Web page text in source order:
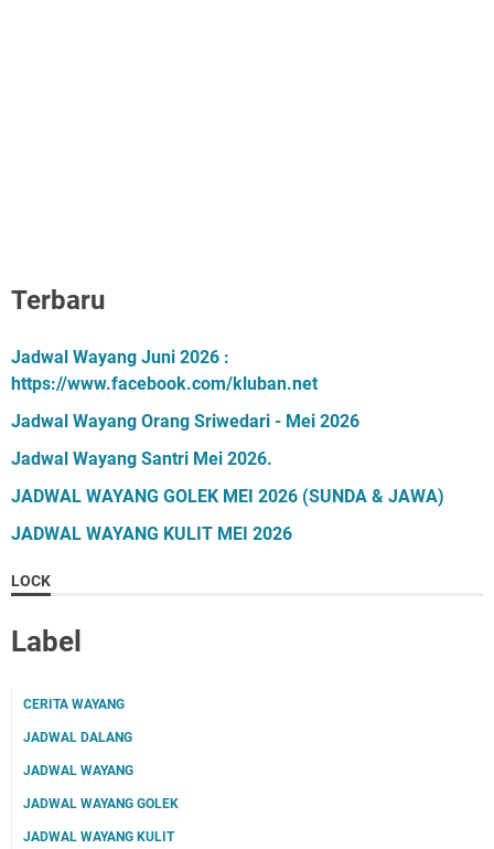
Terbaru
Jadwal Wayang Juni 2026 :
https://www.facebook.com/kluban.net
Jadwal Wayang Orang Sriwedari - Mei 2026
Jadwal Wayang Santri Mei 2026.
JADWAL WAYANG GOLEK MEI 2026 (SUNDA & JAWA)
JADWAL WAYANG KULIT MEI 2026
LOCK
Label
CERITA WAYANG
JADWAL DALANG
JADWAL WAYANG
JADWAL WAYANG GOLEK
JADWAL WAYANG KULIT